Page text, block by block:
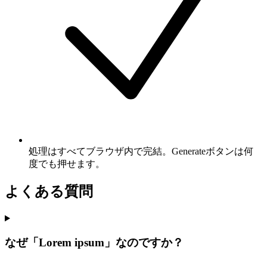
処理はすべてブラウザ内で完結。Generateボタンは何
度でも押せます。
よくある質問
なぜ「Lorem ipsum」なのですか？